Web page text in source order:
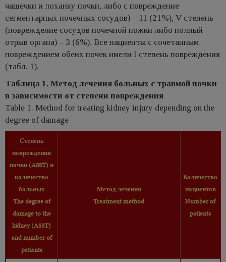
чашечки и лоханку почки, либо с повреждение
сегментарных почечных сосудов) – 11 (21%), V степень
(повреждение сосудов почечной ножки либо полный
отрыв органа) – 3 (6%). Все пациенты с сочетанным
повреждением обеих почек имели I степень повреждения
(табл. 1).
Таблица 1. Метод лечения больных с травмой почки
в зависимости от степени повреждения
Table 1. Method for treating kidney injury depending on the
degree of damage
Степень
повреждения
почки (ASST) и
количество
больных
The degree of
damage to the
kidney (ASST)
and number of
patients
Метод лечения
​​​​​​​Treatment method
Количество
пациентов
​​​​​​​Number of
patients